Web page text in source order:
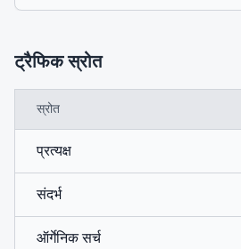
ट्रैफिक स्रोत
स्रोत
प्रत्यक्ष
संदर्भ
ऑर्गेनिक सर्च